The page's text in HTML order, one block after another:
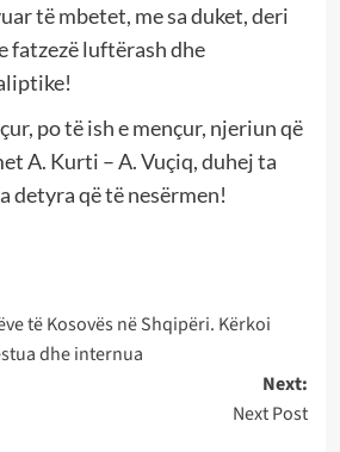
të mbetet, me sa duket, deri
fatzezë luftërash dhe
po të ish e mençur, njeriun që
A. Kurti – A. Vuçiq, duhej ta
detyra që të nesërmen!
të Kosovës në Shqipëri. Kërkoi
dhe internua
Next:
Next Post